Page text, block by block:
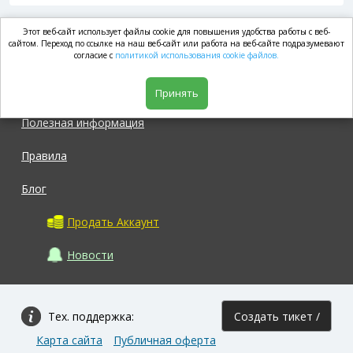
market.com
Полезная информация
Правила
Блог
Продать Аккаунт
Новости
Тех. поддержка: Создать тикет /
Карта сайта
Публичная оферта
Этот веб-сайт использует файлы cookie для повышения удобства работы с веб-
сайтом. Переход по ссылке на наш веб-сайт или работа на веб-сайте подразумевают
согласие с политикой использования cookie файлов.
Принять